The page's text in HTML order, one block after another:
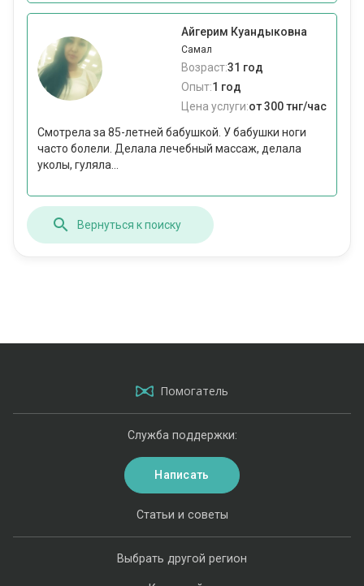
Айгерим Куандыковна
Самал
Возраст:31 год
Опыт:1 год
Цена услуги:от 300 тнг/час
Смотрела за 85-летней бабушкой. У бабушки ноги
часто болели. Делала лечебный массаж, делала
уколы, гуляла...
Вернуться к поиску
Помогатель
Выбрать другой регион
Статьи и советы
Служба поддержки:
Написать